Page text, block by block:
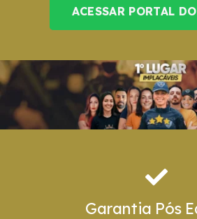
ACESSAR PORTAL
Garantia Pós